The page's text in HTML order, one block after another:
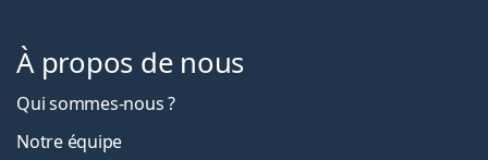
À propos de nous
Qui sommes-nous ?
Notre équipe